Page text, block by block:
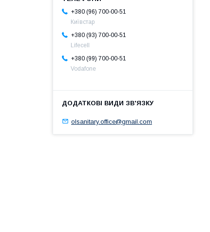
+380 (96) 700-00-51
Київстар
+380 (93) 700-00-51
Lifecell
+380 (99) 700-00-51
Vodafone
olsanitary.office@gmail.com